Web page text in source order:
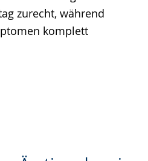
zurecht, während
komplett